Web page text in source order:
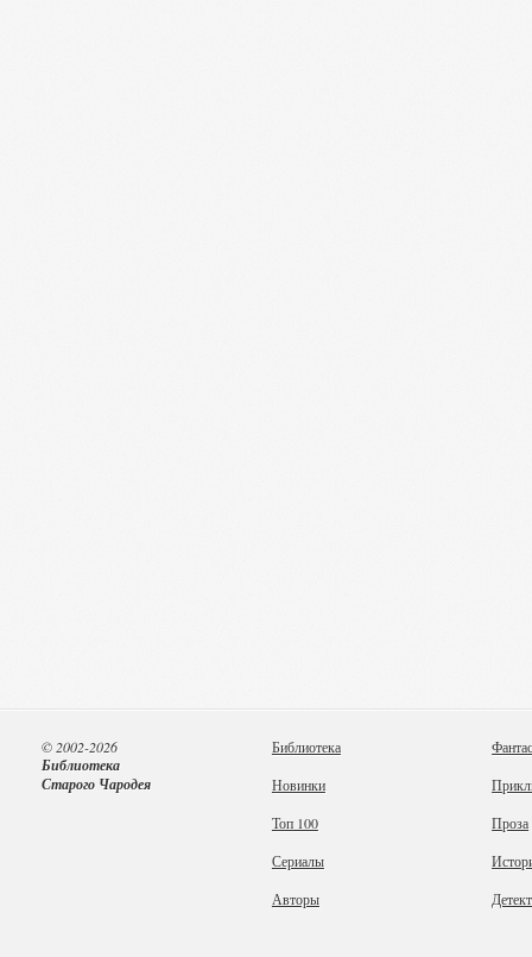
Библиотека
Новинки
Топ 100
Сериалы
Авторы
Проза
© 2002-2026
Библиотека
Старого Чародея